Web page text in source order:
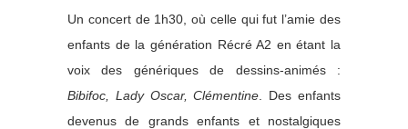
Un concert de 1h30, où celle qui fut l’amie des
enfants de la génération Récré A2 en étant la
voix des génériques de dessins-animés :
Bibifoc, Lady Oscar, Clémentine . Des enfants
devenus de grands enfants et nostalgiques